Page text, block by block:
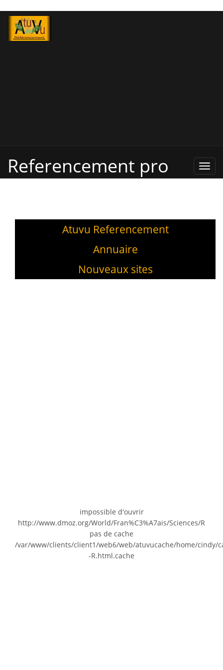
Pro,
Referencement pro
Atuvu Referencement
Annuaire
Nouveaux sites
impossible d'ouvrir
http://www.dmoz.org/World/Fran%C3%A7ais/Sciences/R
pas de cache
/var/www/clients/client1/web6/web/atuvucache/home/cindy/
-R.html.cache